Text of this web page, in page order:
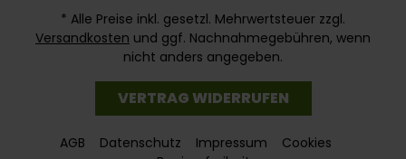
* Alle Preise inkl. gesetzl. Mehrwertsteuer zzgl.
Versandkosten und ggf. Nachnahmegebühren, wenn
nicht anders angegeben.
VERTRAG WIDERRUFEN
AGB Datenschutz Impressum
Cookies